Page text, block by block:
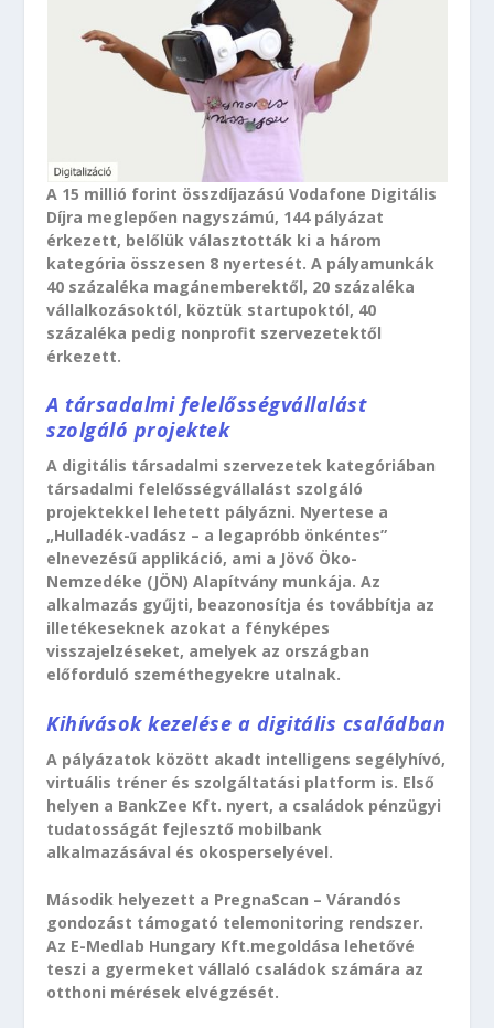
A 15 millió forint összdíjazású Vodafone Digitális
Díjra meglepően nagyszámú, 144 pályázat
érkezett, belőlük választották ki a három
kategória összesen 8 nyertesét. A pályamunkák
40 százaléka magánemberektől, 20 százaléka
vállalkozásoktól, köztük startupoktól, 40
százaléka pedig nonprofit szervezetektől
érkezett.
A társadalmi felelősségvállalást
szolgáló projektek
A digitális társadalmi szervezetek kategóriában
társadalmi felelősségvállalást szolgáló
projektekkel lehetett pályázni. Nyertese a
„Hulladék-vadász – a legapróbb önkéntes”
elnevezésű applikáció, ami a Jövő Öko-
Nemzedéke (JÖN) Alapítvány munkája. Az
alkalmazás gyűjti, beazonosítja és továbbítja az
illetékeseknek azokat a fényképes
visszajelzéseket, amelyek az országban
előforduló szeméthegyekre utalnak.
Kihívások kezelése a digitális családban
A pályázatok között akadt intelligens segélyhívó,
virtuális tréner és szolgáltatási platform is. Első
helyen a BankZee Kft. nyert, a családok pénzügyi
tudatosságát fejlesztő mobilbank
alkalmazásával és okosperselyével.
Második helyezett a PregnaScan – Várandós
gondozást támogató telemonitoring rendszer.
Az E-Medlab Hungary Kft.megoldása lehetővé
teszi a gyermeket vállaló családok számára az
otthoni mérések elvégzését.